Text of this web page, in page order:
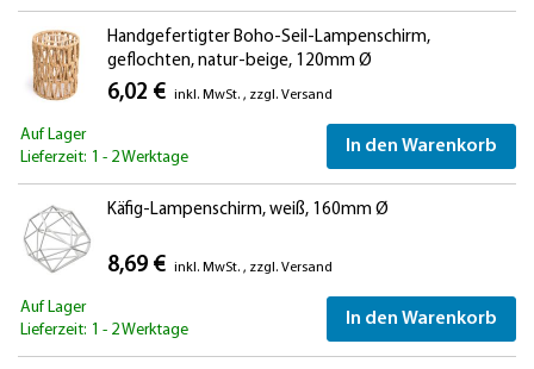
Handgefertigter Boho-Seil-Lampenschirm,
geflochten, natur-beige, 120mm Ø
6,02 € inkl. MwSt. , zzgl. Versand
Auf Lager
Lieferzeit: 1 - 2 Werktage
In den Warenkorb
Käfig-Lampenschirm, weiß, 160mm Ø
8,69 € inkl. MwSt. , zzgl. Versand
Auf Lager
Lieferzeit: 1 - 2 Werktage
In den Warenkorb